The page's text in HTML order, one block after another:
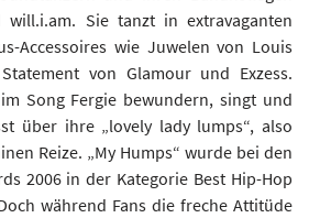
will.i.am. Sie tanzt in extravaganten
Accessoires wie Juwelen von Louis
von Glamour und Exzess.
Song Fergie bewundern, singt und
über ihre „lovely lady lumps“, also
Reize. „My Humps“ wurde bei den
2006 in der Kategorie Best Hip-Hop
während Fans die freche Attitüde